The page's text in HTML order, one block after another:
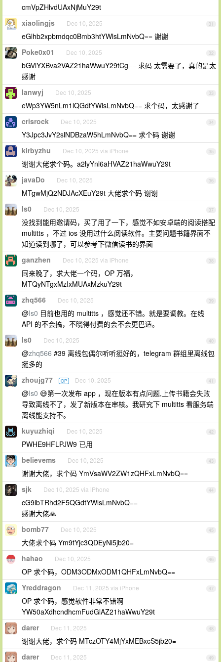
cmVpZHlvdUAxNjMuY29t
31
xiaolingjs Dec 10, 2025
eGlhb2xpbmdqc0Bmb3htYWlsLmNvbQ== 谢谢
32
Poke0x01 Dec 10, 2025
bGVlYXBva2VAZ21haWwuY29tCg== 求码 太需要了，真的是太
感谢
33
Ianwyj Dec 10, 2025
eWp3YW5nLm1lQGdtYWlsLmNvbQ== 求个码，太感谢了
34
crisrock Dec 10, 2025
Y3Jpc3JvY2slNDBzaW5hLmNvbQ== 求个码 谢谢
35
kirbyzhu Dec 10, 2025 via iPhone
谢谢大佬求个码。a2lyYnl6aHVAZ21haWwuY29t
36
javaDo Dec 10, 2025
MTgwMjQ2NDJAcXEuY29t 大佬求个码 谢谢
37
Is0 Dec 10, 2025
没找到能用邀请码，买了用了一下，感觉不如安卓端的阅读搭配
multitts ，不过 ios 没用过什么阅读软件。主要问题书籍界面不
知道读到哪了，可以参考下微信读书的界面
38
ganzhen Dec 10, 2025 via iPhone
同来晚了，求大佬一个码，OP 万福，
MTQyNTgxMzIxMUAxMzkuY29t
39
zhq566 Dec 10, 2025
@Is0 目前也用的 multitts ，感觉还不错。就是要调教。在线
API 的不会搞，不晓得付费的会不会更巴适。
40
Is0 Dec 10, 2025
@zhq566 #39 离线包偶尔听听挺好的，telegram 群组里离线包
挺多的
41
zhoujg77 OP Dec 10, 2025
@Is0 😅第一次发布 app ，现在版本有点问题,上传书籍会失败
导致离线不了，发了新版本在审核。我研究下 multitts 看服务端
离线能支持不。
42
kuyuzhiqi Dec 10, 2025
PWHE9HFLPJW9 已用
43
believems Dec 10, 2025
谢谢大佬，求个码 YmVsaWV2ZW1zQHFxLmNvbQ==
44
sjk Dec 10, 2025 via iPhone
cG9lbTRhd2F5QGdtYWlsLmNvbQ==
感谢大佬🙏
45
bomb77 Dec 10, 2025
大佬求个码 Ym9tYjc3QDEyNi5jb20=
46
hahao Dec 10, 2025
OP 求个码，ODM3ODMxODM1QHFxLmNvbQ==
47
Yreddragon Dec 11, 2025 via iPhone
OP 求个码，感觉软件非常不错啊
YW50aXdhcndhcmFudGlAZ21haWwuY29t
48
darer Dec 11, 2025
谢谢大佬，求个码 MTczOTY4MjYxMEBxcS5jb20=
49
darer Dec 11, 2025